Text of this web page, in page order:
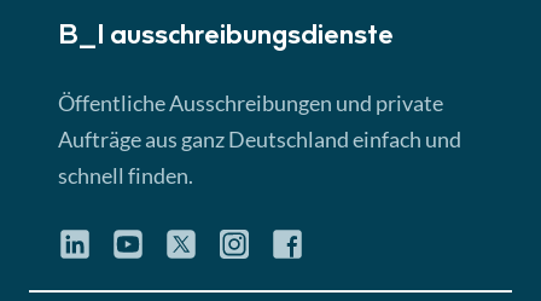
Lektion 3
► 4:31 Min
Quiz
B_I ausschreibungs­dienste
Öffentliche Ausschreibungen und private
Aufträge aus ganz Deutschland einfach und
schnell finden.